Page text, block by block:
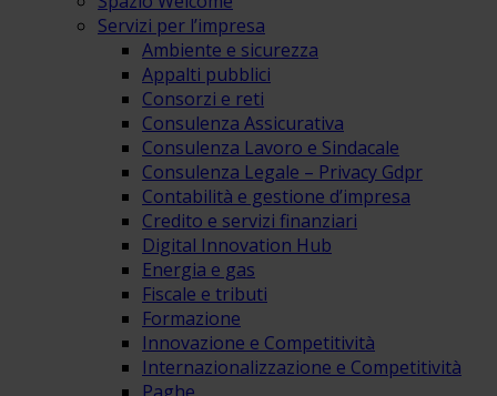
Servizi per l’impresa
Ambiente e sicurezza
Appalti pubblici
Consorzi e reti
Consulenza Assicurativa
Consulenza Lavoro e Sindacale
Consulenza Legale – Privacy Gdpr
Contabilità e gestione d’impresa
Credito e servizi finanziari
Digital Innovation Hub
Energia e gas
Fiscale e tributi
Formazione
Innovazione e Competitività
Internazionalizzazione e Competitività